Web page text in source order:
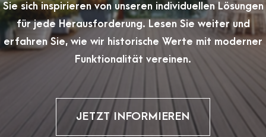
Sie sich inspirieren von unseren individuellen Lösungen
für jede Herausforderung. Lesen Sie weiter und
erfahren Sie, wie wir historische Werte mit moderner
Funktionalität vereinen.
JETZT INFORMIEREN